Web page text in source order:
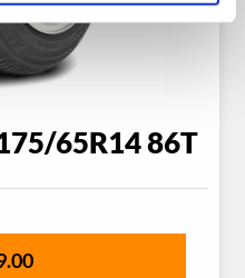
65R14 86T